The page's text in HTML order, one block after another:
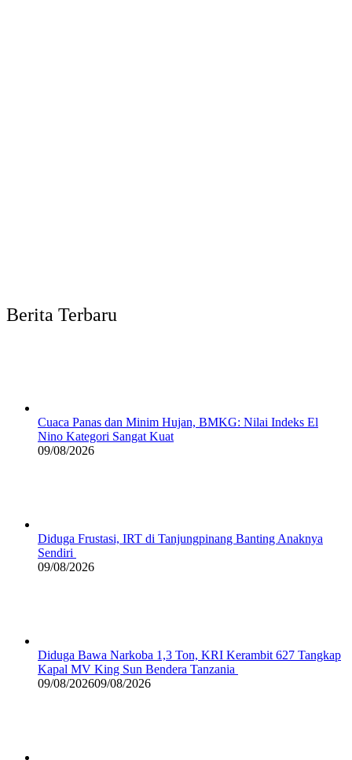
Berita Terbaru
Cuaca Panas dan Minim Hujan, BMKG: Nilai Indeks El
Nino Kategori Sangat Kuat
09/08/2026
Diduga Frustasi, IRT di Tanjungpinang Banting Anaknya
Sendiri
09/08/2026
Diduga Bawa Narkoba 1,3 Ton, KRI Kerambit 627 Tangkap
Kapal MV King Sun Bendera Tanzania
09/08/202609/08/2026